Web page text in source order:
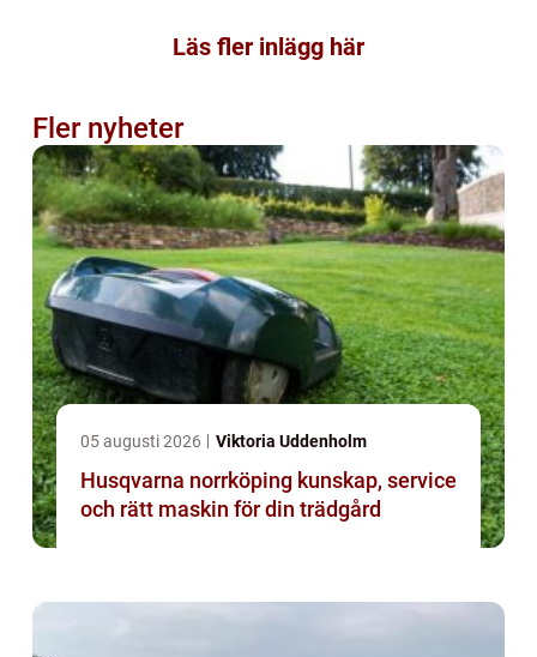
Läs fler inlägg här
Fler nyheter
05 augusti 2026 Viktoria Uddenholm
Husqvarna norrköping kunskap, service
och rätt maskin för din trädgård